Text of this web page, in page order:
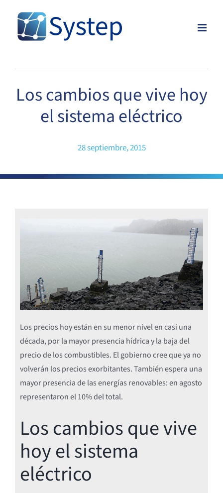
content
Los cambios que vive hoy
el sistema eléctrico
28 septiembre, 2015
Los precios hoy están en su menor nivel en casi una
década, por la mayor presencia hídrica y la baja del
precio de los combustibles. El gobierno cree que ya no
volverán los precios exorbitantes. También espera una
mayor presencia de las energías renovables: en agosto
representaron el 10% del total.
Los cambios que vive
hoy el sistema
eléctrico